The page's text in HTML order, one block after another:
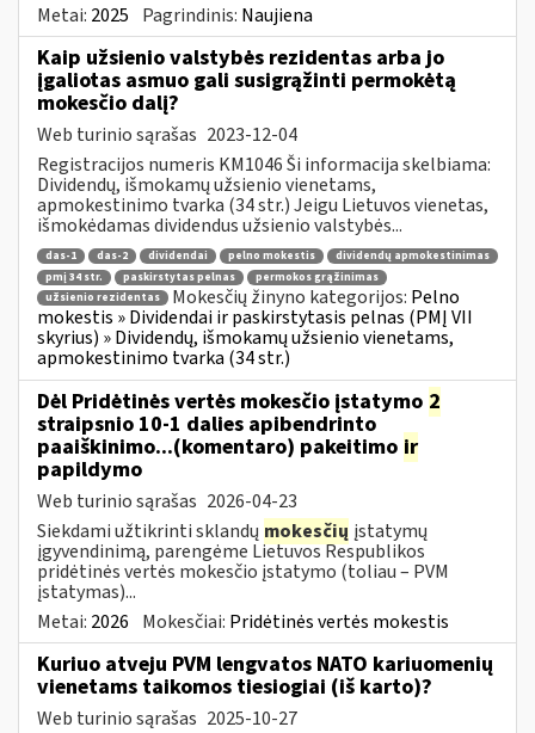
Metai: 2025 Pagrindinis: Naujiena
Kaip užsienio valstybės rezidentas arba jo
įgaliotas asmuo gali susigrąžinti permokėtą
mokesčio dalį?
Web turinio sąrašas 2023-12-04
Registracijos numeris KM1046 Ši informacija skelbiama:
Dividendų, išmokamų užsienio vienetams,
apmokestinimo tvarka (34 str.) Jeigu Lietuvos vienetas,
išmokėdamas dividendus užsienio valstybės...
das-1 das-2 dividendai pelno mokestis
dividendų apmokestinimas
pmį 34 str.
paskirstytas pelnas
permokos grąžinimas
užsienio rezidentas
Mokesčių žinyno kategorijos: Pelno
mokestis » Dividendai ir paskirstytasis pelnas (PMĮ VII
skyrius) » Dividendų, išmokamų užsienio vienetams,
apmokestinimo tvarka (34 str.)
Dėl Pridėtinės vertės mokesčio įstatymo 2
straipsnio 10-1 dalies apibendrinto
paaiškinimo...(komentaro) pakeitimo ir
papildymo
Web turinio sąrašas 2026-04-23
Siekdami užtikrinti sklandų mokesčių įstatymų
įgyvendinimą, parengėme Lietuvos Respublikos
pridėtinės vertės mokesčio įstatymo (toliau – PVM
įstatymas)...
Metai: 2026 Mokesčiai: Pridėtinės vertės mokestis
Kuriuo atveju PVM lengvatos NATO kariuomenių
vienetams taikomos tiesiogiai (iš karto)?
Web turinio sąrašas 2025-10-27